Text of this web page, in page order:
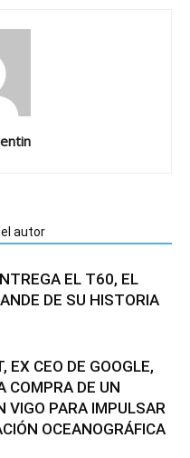
autor
EL T60, EL
DE SU HISTORIA
EX CEO DE GOOGLE,
COMPRA DE UN
VIGO PARA IMPULSAR
OCEANOGRÁFICA